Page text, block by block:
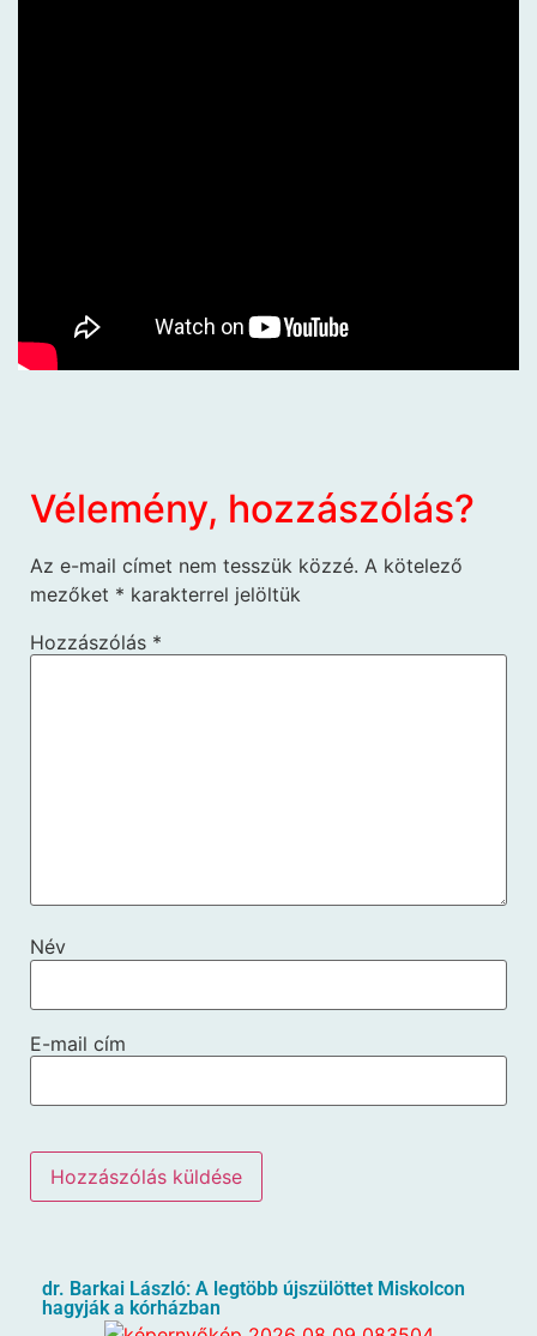
Vélemény, hozzászólás?
Az e-mail címet nem tesszük közzé. A kötelező
mezőket * karakterrel jelöltük
Hozzászólás *
Név
E-mail cím
dr. Barkai László: A legtöbb újszülöttet Miskolcon
hagyják a kórházban